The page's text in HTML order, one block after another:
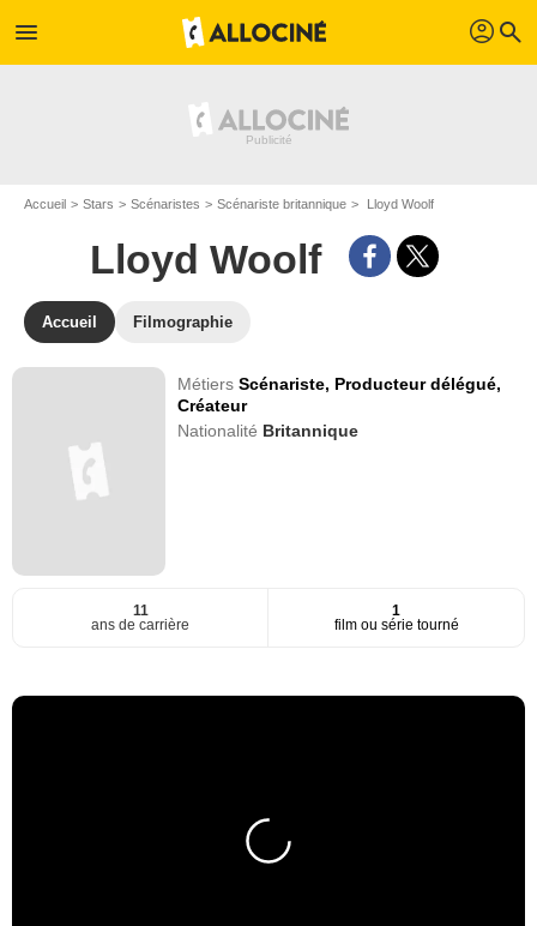
menu profil search
Accueil Stars Scénaristes Scénariste britannique Lloyd Woolf
Lloyd Woolf
Accueil Filmographie
MétiersScénariste, Producteur délégué,
Créateur
Nationalité Britannique
11
ans de carrière
1
film ou série tourné